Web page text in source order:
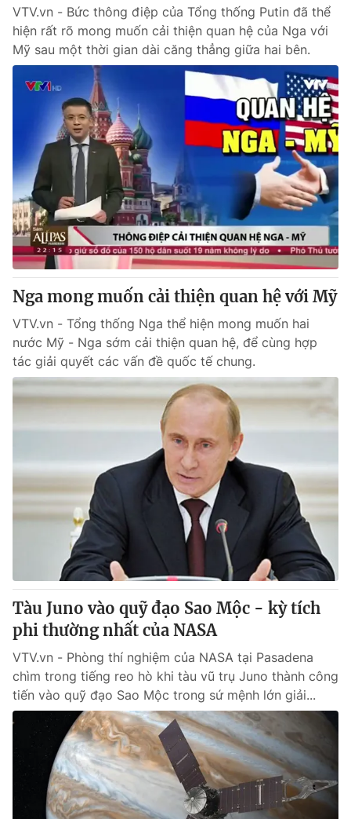
VTV.vn - Bức thông điệp của Tổng thống Putin đã thể
hiện rất rõ mong muốn cải thiện quan hệ của Nga với
Mỹ sau một thời gian dài căng thẳng giữa hai bên.
Nga mong muốn cải thiện quan hệ với Mỹ
VTV.vn - Tổng thống Nga thể hiện mong muốn hai
nước Mỹ - Nga sớm cải thiện quan hệ, để cùng hợp
tác giải quyết các vấn đề quốc tế chung.
Tàu Juno vào quỹ đạo Sao Mộc - kỳ tích
phi thường nhất của NASA
VTV.vn - Phòng thí nghiệm của NASA tại Pasadena
chìm trong tiếng reo hò khi tàu vũ trụ Juno thành công
tiến vào quỹ đạo Sao Mộc trong sứ mệnh lớn giải...